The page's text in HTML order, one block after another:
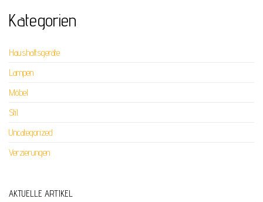
Kategorien
Haushaltsgeräte
Lampen
Möbel
Stil
Uncategorized
Verzierungen
AKTUELLE ARTIKEL